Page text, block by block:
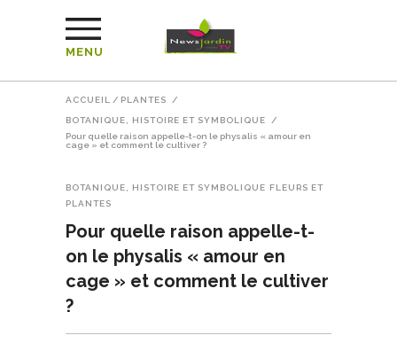
MENU
ACCUEIL / PLANTES /
BOTANIQUE, HISTOIRE ET SYMBOLIQUE
/
Pour quelle raison appelle-t-on le physalis « amour en
cage » et comment le cultiver ?
BOTANIQUE, HISTOIRE ET SYMBOLIQUE FLEURS ET
PLANTES
Pour quelle raison appelle-t-
on le physalis « amour en
cage » et comment le cultiver
?